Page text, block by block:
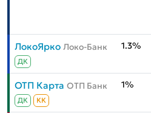
ЛокоЯрко Локо-Банк
ДК
1.3%
ОТП Карта ОТП Банк
ДК КК
1%